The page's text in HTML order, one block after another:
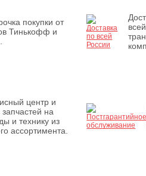
покупки от
Тинькофф и
центр и
запчастей на
и технику из
ассортимента.